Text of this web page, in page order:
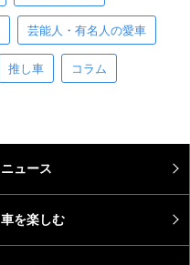
芸能人・有名人の愛車
推し車 コラム
ニュース
車を楽しむ